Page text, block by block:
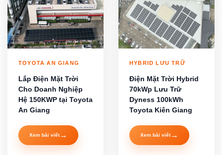
TOYOTA AN GIANG
Lắp Điện Mặt Trời
Cho Doanh Nghiệp
Hệ 150KWP tại Toyota
An Giang
Xem bài viết→
HYBRID LƯU TRỮ
Điện Mặt Trời Hybrid
70kWp Lưu Trữ
Dyness 100kWh
Toyota Kiên Giang
Xem bài viết→